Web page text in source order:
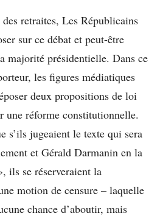
retraites, Les Républicains
sur ce débat et peut-être
majorité présidentielle. Dans ce
les figures médiatiques
deux propositions de loi
une réforme constitutionnelle.
s’ils jugeaient le texte qui sera
et Gérald Darmanin en la
ils se réserveraient la
motion de censure – laquelle
chance d’aboutir, mais